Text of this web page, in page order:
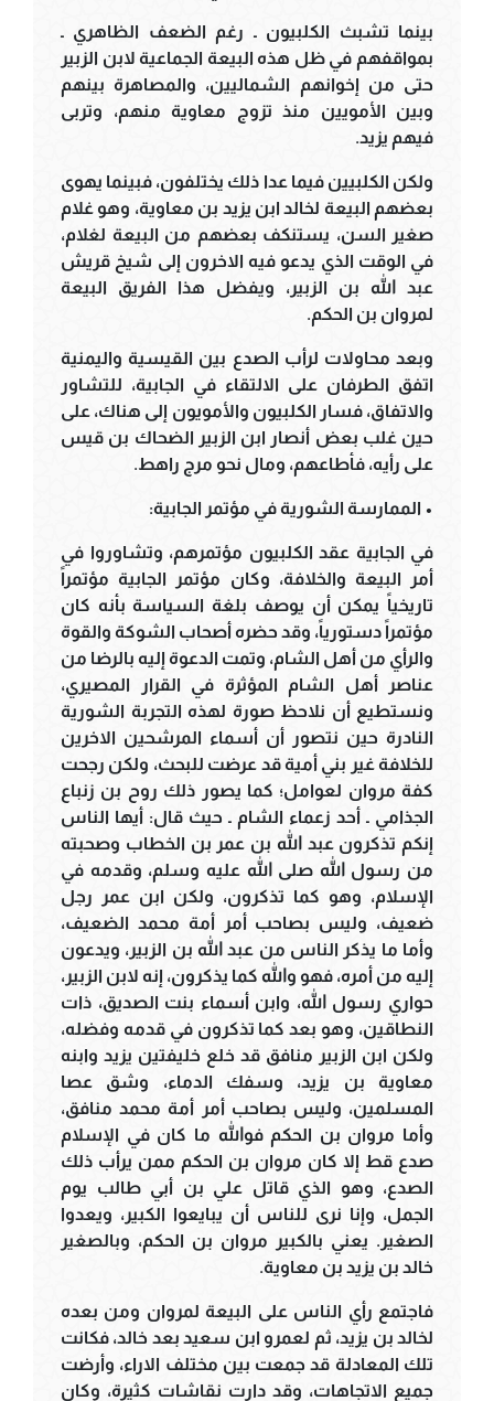
بينما تشبث الكلبيون ـ رغم الضعف الظاهري ـ
بمواقفهم في ظل هذه البيعة الجماعية لابن الزبير
حتى من إخوانهم الشماليين، والمصاهرة بينهم
وبين الأمويين منذ تزوج معاوية منهم، وتربى
فيهم يزيد.
ولكن الكلبيين فيما عدا ذلك يختلفون، فبينما يهوى
بعضهم البيعة لخالد ابن يزيد بن معاوية، وهو غلام
صغير السن، يستنكف بعضهم من البيعة لغلام،
في الوقت الذي يدعو فيه الاخرون إلى شيخ قريش
عبد الله بن الزبير، ويفضل هذا الفريق البيعة
لمروان بن الحكم.
وبعد محاولات لرأب الصدع بين القيسية واليمنية
اتفق الطرفان على الالتقاء في الجابية، للتشاور
والاتفاق، فسار الكلبيون والأمويون إلى هناك، على
حين غلب بعض أنصار ابن الزبير الضحاك بن قيس
على رأيه، فأطاعهم، ومال نحو مرج راهط.
• الممارسة الشورية في مؤتمر الجابية:
في الجابية عقد الكلبيون مؤتمرهم، وتشاوروا في
أمر البيعة والخلافة، وكان مؤتمر الجابية مؤتمراً
تاريخياً يمكن أن يوصف بلغة السياسة بأنه كان
مؤتمراً دستورياً، وقد حضره أصحاب الشوكة والقوة
والرأي من أهل الشام، وتمت الدعوة إليه بالرضا من
عناصر أهل الشام المؤثرة في القرار المصيري،
ونستطيع أن نلاحظ صورة لهذه التجربة الشورية
النادرة حين نتصور أن أسماء المرشحين الاخرين
للخلافة غير بني أمية قد عرضت للبحث، ولكن رجحت
كفة مروان لعوامل؛ كما يصور ذلك روح بن زنباع
الجذامي ـ أحد زعماء الشام ـ حيث قال: أيها الناس
إنكم تذكرون عبد الله بن عمر بن الخطاب وصحبته
من رسول الله صلى الله عليه وسلم، وقدمه في
الإسلام، وهو كما تذكرون، ولكن ابن عمر رجل
ضعيف، وليس بصاحب أمر أمة محمد الضعيف،
وأما ما يذكر الناس من عبد الله بن الزبير، ويدعون
إليه من أمره، فهو والله كما يذكرون، إنه لابن الزبير،
حواري رسول الله، وابن أسماء بنت الصديق، ذات
النطاقين، وهو بعد كما تذكرون في قدمه وفضله،
ولكن ابن الزبير منافق قد خلع خليفتين يزيد وابنه
معاوية بن يزيد، وسفك الدماء، وشق عصا
المسلمين، وليس بصاحب أمر أمة محمد منافق،
وأما مروان بن الحكم فوالله ما كان في الإسلام
صدع قط إلا كان مروان بن الحكم ممن يرأب ذلك
الصدع، وهو الذي قاتل علي بن أبي طالب يوم
الجمل، وإنا نرى للناس أن يبايعوا الكبير، ويعدوا
الصغير. يعني بالكبير مروان بن الحكم، وبالصغير
خالد بن يزيد بن معاوية.
فاجتمع رأي الناس على البيعة لمروان ومن بعده
لخالد بن يزيد، ثم لعمرو ابن سعيد بعد خالد، فكانت
تلك المعادلة قد جمعت بين مختلف الاراء، وأرضت
جميع الاتجاهات، وقد دارت نقاشات كثيرة، وكان